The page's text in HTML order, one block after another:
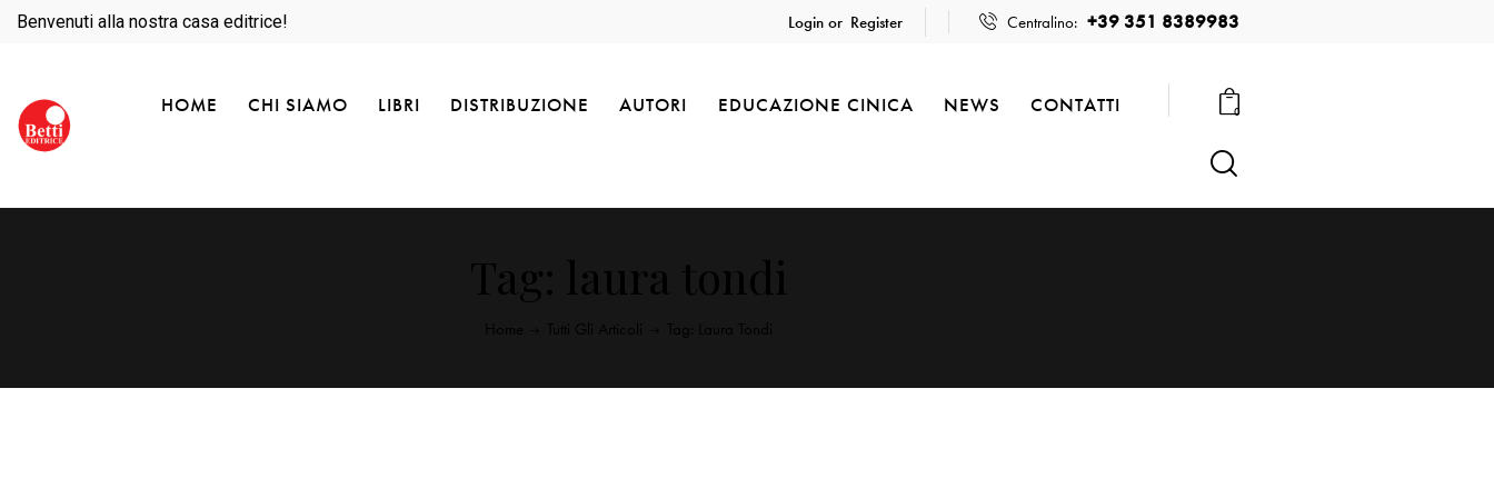
Benvenuti alla nostra casa editrice! Login or Register Centralino: +39 351 8389983
HOME CHI SIAMO LIBRI DISTRIBUZIONE AUTORI EDUCAZIONE CINICA NEWS CONTATTI 0